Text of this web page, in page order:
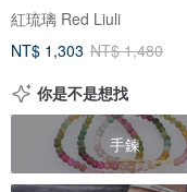
紅琉璃 Red Liuli
NT$ 1,303 NT$ 1,480
你是不是想找
手鍊